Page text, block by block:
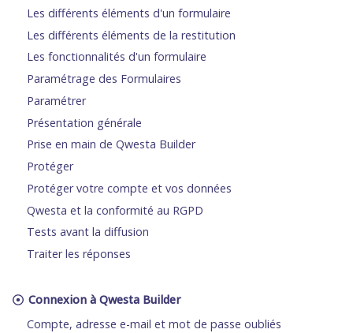
Les différents éléments d'un formulaire
Les différents éléments de la restitution
Les fonctionnalités d'un formulaire
Paramétrage des Formulaires
Paramétrer
Présentation générale
Prise en main de Qwesta Builder
Protéger
Protéger votre compte et vos données
Qwesta et la conformité au RGPD
Tests avant la diffusion
Traiter les réponses
Connexion à Qwesta Builder
Compte, adresse e-mail et mot de passe oubliés